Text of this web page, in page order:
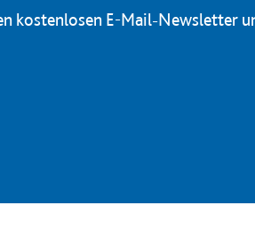
kostenlosen E-Mail-Newsletter